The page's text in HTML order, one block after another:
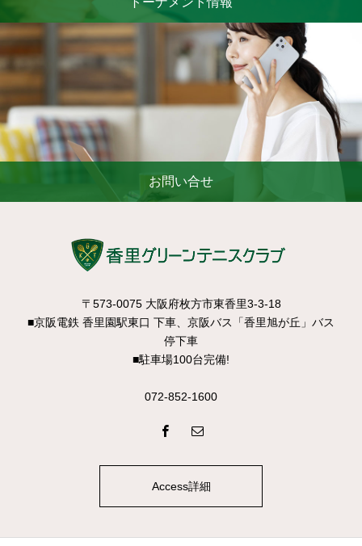
お問い合せ
〒573-0075 大阪府枚方市東香里3-3-18
■京阪電鉄 香里園駅東口 下車、京阪バス「香里旭が丘」バス
停下車
■駐車場100台完備!
072-852-1600
Access詳細